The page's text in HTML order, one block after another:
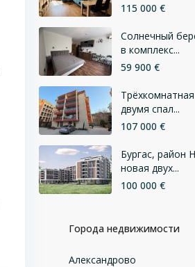
115 000 €
Солнечный
в комплекс...
59 900 €
двумя спал...
107 000 €
Бургас, район
новая двух...
100 000 €
Города недвижимости
Александрово